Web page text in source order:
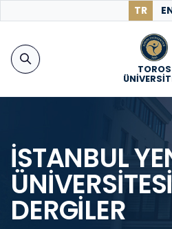
TR
TOROS
İSTANBUL
DERGİLER